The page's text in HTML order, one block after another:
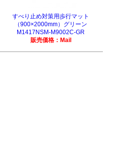
すべり止め対策用歩行マット
（900×2000mm）グリーン
M1417NSM-M9002C-GR
販売価格：Mail